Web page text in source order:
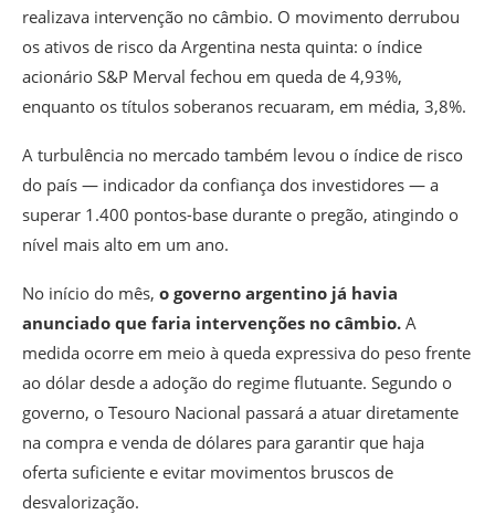
realizava intervenção no câmbio. O movimento derrubou
os ativos de risco da Argentina nesta quinta: o índice
acionário S&P Merval fechou em queda de 4,93%,
enquanto os títulos soberanos recuaram, em média, 3,8%.
A turbulência no mercado também levou o índice de risco
do país — indicador da confiança dos investidores — a
superar 1.400 pontos-base durante o pregão, atingindo o
nível mais alto em um ano.
No início do mês, o governo argentino já havia
anunciado que faria intervenções no câmbio. A
medida ocorre em meio à queda expressiva do peso frente
ao dólar desde a adoção do regime flutuante. Segundo o
governo, o Tesouro Nacional passará a atuar diretamente
na compra e venda de dólares para garantir que haja
oferta suficiente e evitar movimentos bruscos de
desvalorização.